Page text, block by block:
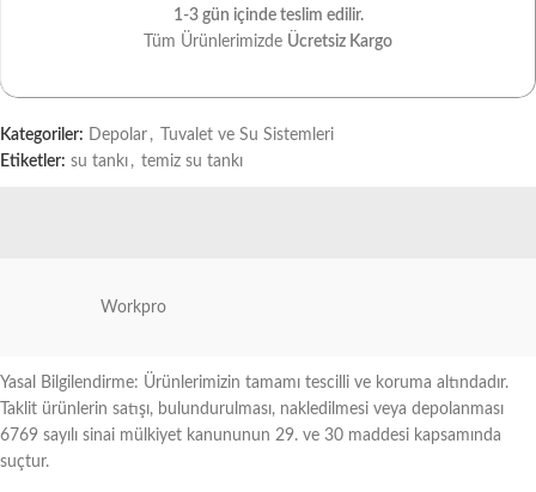
1-3 gün içinde teslim edilir.
Tüm Ürünlerimizde Ücretsiz Kargo
Kategoriler: Depolar ,
Tuvalet ve Su Sistemleri
Etiketler: su tankı , temiz su tankı
Workpro
Yasal Bilgilendirme: Ürünlerimizin tamamı tescilli ve koruma altındadır.
Taklit ürünlerin satışı, bulundurulması, nakledilmesi veya depolanması
6769 sayılı sinai mülkiyet kanununun 29. ve 30 maddesi kapsamında
suçtur.